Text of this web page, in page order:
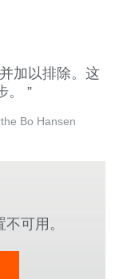
加以排除。这
Bo Hansen
可用。